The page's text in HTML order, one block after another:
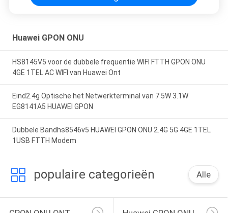
Huawei GPON ONU
HS8145V5 voor de dubbele frequentie WIFI FTTH GPON ONU
4GE 1TEL AC WIFI van Huawei Ont
Eind2.4g Optische het Netwerkterminal van 7.5W 3.1W
EG8141A5 HUAWEI GPON
Dubbele Bandhs8546v5 HUAWEI GPON ONU 2.4G 5G 4GE 1TEL
1USB FTTH Modem
populaire categorieën Alle